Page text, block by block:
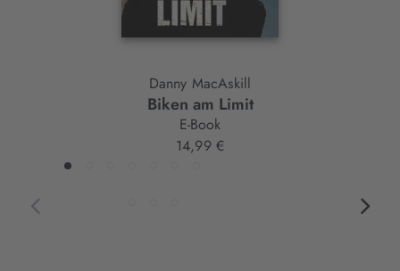
Danny MacAskill
Biken am Limit
E-Book
14,99 €